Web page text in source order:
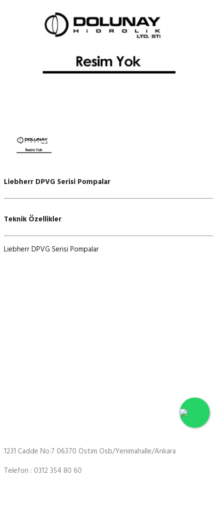
Liebherr DPVG Serisi Pompalar
Teknik Özellikler
Liebherr DPVG Serisi Pompalar
makineleri, ekskavatör, loder, silindir ve liman vinçlerinin vb. hidrolik
ve mekanik sistemlerinin tamir, bakım ve onarımını yapmaktadır.
Bunun yanı sıra takip hizmetimiz ile periyodik bakımların zamanında
1231 Cadde No:7 06370 Ostim Osb/Yenimahalle/Ankara
Telefon : 0312 354 80 60